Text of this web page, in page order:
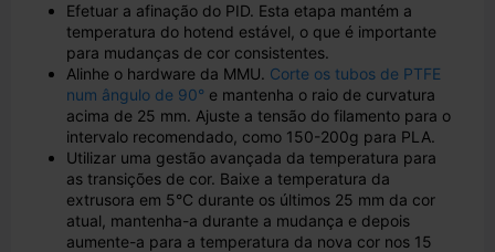
Efetuar a afinação do PID. Esta etapa mantém a
temperatura do hotend estável, o que é importante
para mudanças de cor consistentes.
Alinhe o hardware da MMU. Corte os tubos de PTFE
num ângulo de 90° e mantenha o raio de curvatura
acima de 25 mm. Ajuste a tensão do filamento para o
intervalo recomendado, como 150-200g para PLA.
Utilizar uma gestão avançada da temperatura para
as transições de cor. Baixe a temperatura da
extrusora em 5°C durante os últimos 25 mm da cor
atual, mantenha-a durante a mudança e depois
aumente-a para a temperatura da nova cor nos 15